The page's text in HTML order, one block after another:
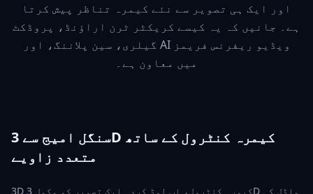
اور ایک ہی تصویر سے نئے کیمرہ تناظر پیش کرتا
ہے۔ جانیں کہ یہ کیسے کریکٹر ٹرن اراؤنڈ، پروڈکٹ
گیلری، سین پلاننگ، اور AI ویڈیو ریفرنس فریمز
میں معاون ہے۔
سنگل امیج سے 3D کیمرہ کنٹرول کے ساتھ
متعدد زاویے
3D کیمرہ کنٹرول، اپ لوڈ کردہ ایک تصویر کو مکمل 3D ماڈل کی